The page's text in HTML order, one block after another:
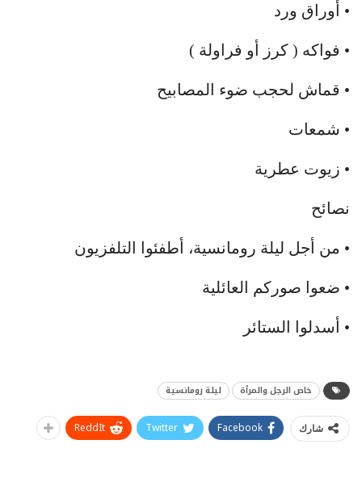
• أوراق ورد
• فواكه ( كرز أو فراولة )
• قماش لحجب ضوء المصابيح
• شمعات
• زيوت عطرية
نصائح
• من أجل ليلة رومانسية، أطفئوا التلفزيون
• ضعوا صوركم العائلية
• أسدلوا الستائر
خاص الرجل والمرأة ليلة رومانسية
شارك Facebook
Twitter
ReddIt